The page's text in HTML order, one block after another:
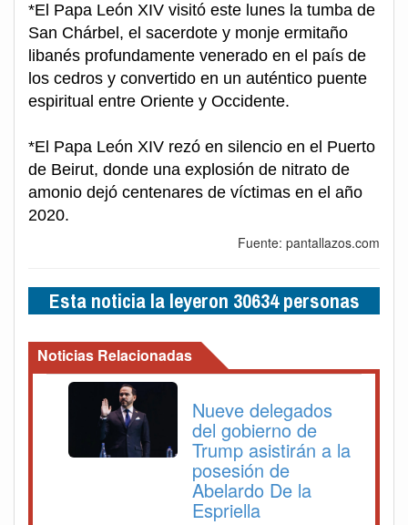
*El Papa León XIV visitó este lunes la tumba de
San Chárbel, el sacerdote y monje ermitaño
libanés profundamente venerado en el país de
los cedros y convertido en un auténtico puente
espiritual entre Oriente y Occidente.
*El Papa León XIV rezó en silencio en el Puerto
de Beirut, donde una explosión de nitrato de
amonio dejó centenares de víctimas en el año
2020.
Fuente: pantallazos.com
Esta noticia la leyeron 30634 personas
Noticias Relacionadas
Nueve delegados
del gobierno de
Trump asistirán a la
posesión de
Abelardo De la
Espriella